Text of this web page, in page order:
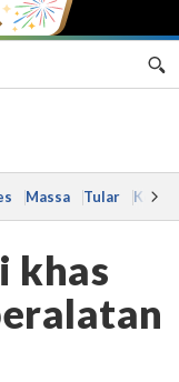
Massa Tular Kes
khas